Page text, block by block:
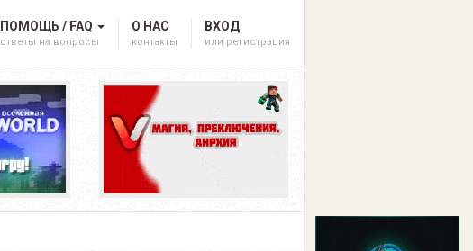
ПОМОЩЬ / FAQ
ответы на вопросы
О НАС
контакты
ВХОД
или регистрация